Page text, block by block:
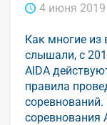
4 июня 2019
Как многие из
слышали, с
AIDA
правила
соревнований.
соревнования